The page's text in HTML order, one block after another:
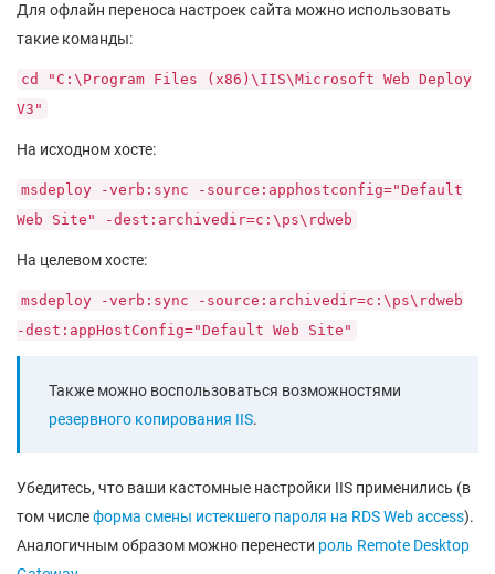
Для офлайн переноса настроек сайта можно использовать
такие команды:
cd "C:\Program Files (x86)\IIS\Microsoft Web Deploy
V3"
На исходном хосте:
msdeploy -verb:sync -source:apphostconfig="Default
Web Site" -dest:archivedir=c:\ps\rdweb
На целевом хосте:
msdeploy -verb:sync -source:archivedir=c:\ps\rdweb
-dest:appHostConfig="Default Web Site"
Также можно воспользоваться возможностями
резервного копирования IIS.
Убедитесь, что ваши кастомные настройки IIS применились (в
том числеформа смены истекшего пароля на RDS Web access).
Аналогичным образом можно перенести роль Remote Desktop